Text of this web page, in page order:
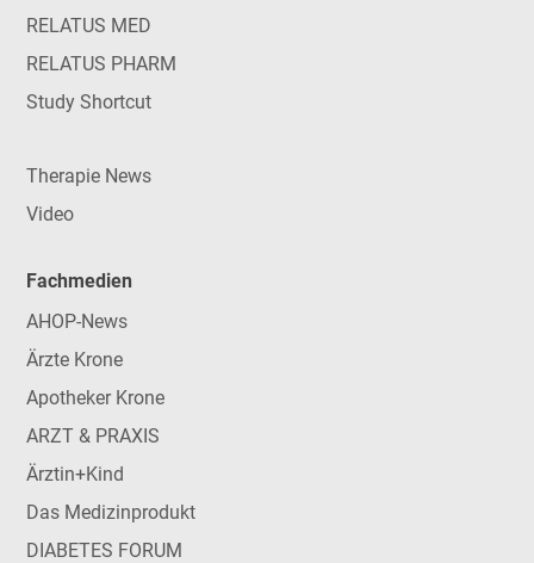
RELATUS MED
RELATUS PHARM
Study Shortcut
Therapie News
Video
Fachmedien
AHOP-News
Ärzte Krone
Apotheker Krone
ARZT & PRAXIS
Ärztin+Kind
Das Medizinprodukt
DIABETES FORUM